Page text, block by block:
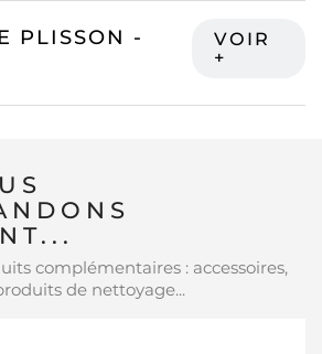
PLISSON -
complémentaires : accessoires,
de nettoyage...